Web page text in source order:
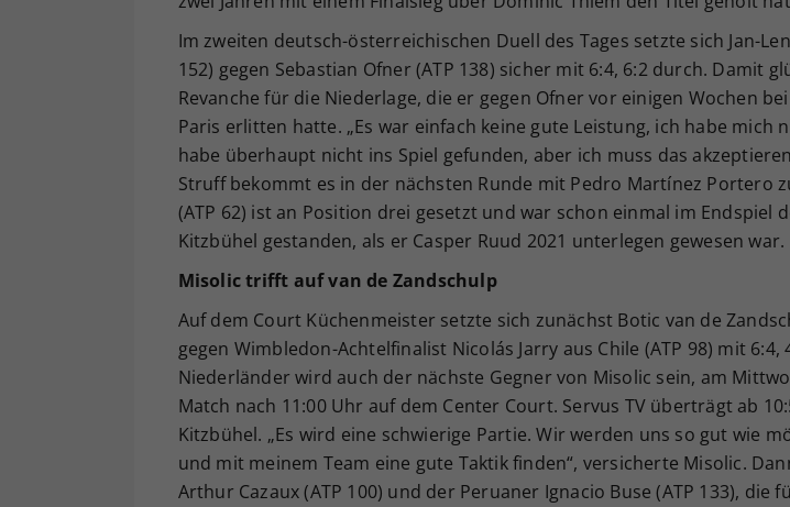
Im zweiten deutsch-österreichischen Duell des Tages setzte sich Jan-
152) gegen Sebastian Ofner (ATP 138) sicher mit 6:4, 6:2 durch. Damit
Revanche für die Niederlage, die er gegen Ofner vor einigen Wochen
Paris erlitten hatte. „Es war einfach keine gute Leistung, ich habe mich
habe überhaupt nicht ins Spiel gefunden, aber ich muss das
Struff bekommt es in der nächsten Runde mit Pedro Martínez Portero
(ATP 62) ist an Position drei gesetzt und war schon einmal im Endspiel
Kitzbühel gestanden, als er Casper Ruud 2021 unterlegen gewesen war.
Misolic trifft auf van de Zandschulp
Auf dem Court Küchenmeister setzte sich zunächst Botic van de
gegen Wimbledon-Achtelfinalist Nicolás Jarry aus Chile (ATP 98) mit 6:4,
Niederländer wird auch der nächste Gegner von Misolic sein, am
Match nach 11:00 Uhr auf dem Center Court. Servus TV überträgt ab
Kitzbühel. „Es wird eine schwierige Partie. Wir werden uns so gut wie
und mit meinem Team eine gute Taktik finden“, versicherte Misolic.
Arthur Cazaux (ATP 100) und der Peruaner Ignacio Buse (ATP 133), die